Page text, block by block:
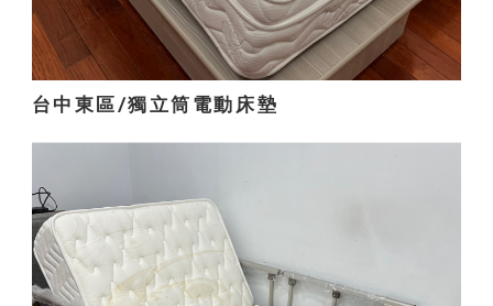
台中東區/獨立筒電動床墊